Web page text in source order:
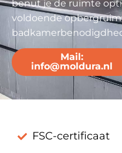
benut je de ruimte
voldoende
Mail:
info@moldura.nl
FSC-certificaat